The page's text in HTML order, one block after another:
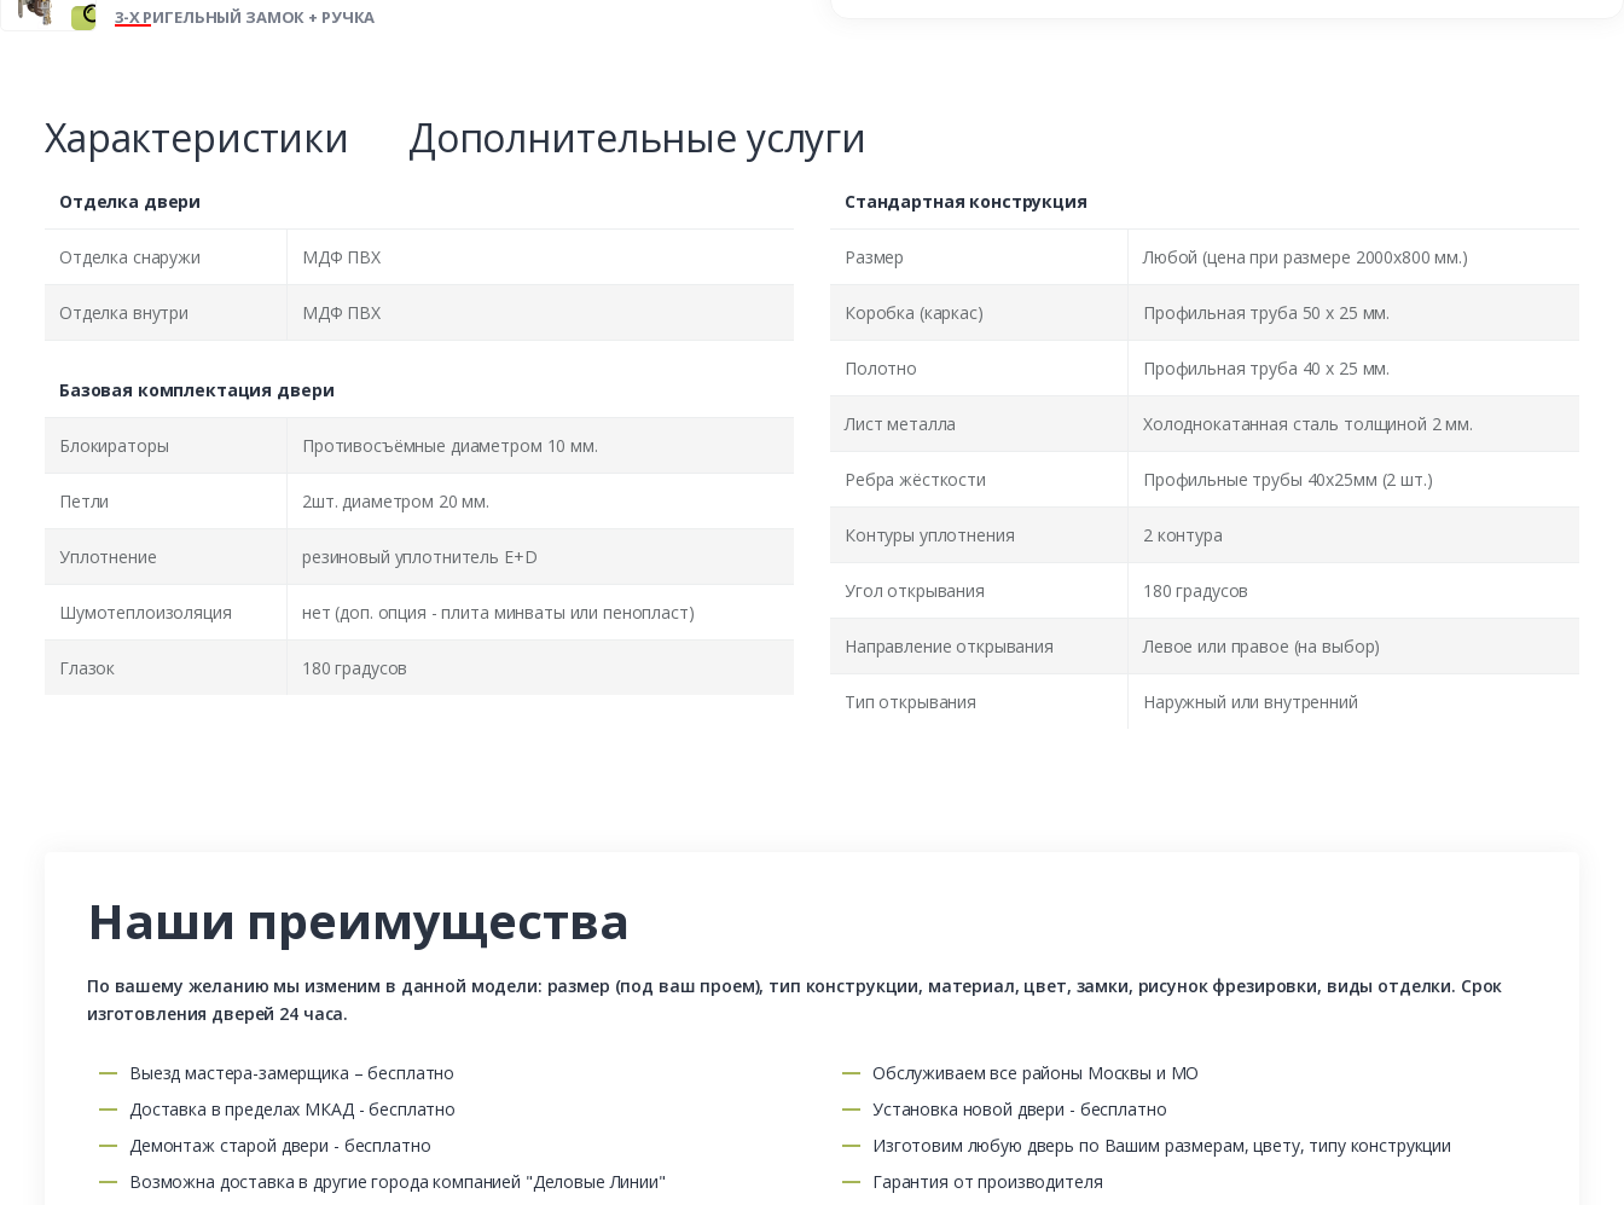
3-Х РИГЕЛЬНЫЙ ЗАМОК + РУЧКА
Характеристики Дополнительные услуги
Отделка двери
Отделка снаружи МДФ ПВХ
Отделка внутри МДФ ПВХ
Базовая комплектация двери
Блокираторы Противосъёмные диаметром 10 мм.
Петли 2шт. диаметром 20 мм.
Уплотнение резиновый уплотнитель E+D
Шумотеплоизоляция нет (доп. опция - плита минваты или пенопласт)
Глазок 180 градусов
Стандартная конструкция
Размер Любой (цена при размере 2000x800 мм.)
Коробка (каркас) Профильная труба 50 х 25 мм.
Полотно Профильная труба 40 х 25 мм.
Лист металла Холоднокатанная сталь толщиной 2 мм.
Ребра жёсткости Профильные трубы 40х25мм (2 шт.)
Контуры уплотнения 2 контура
Угол открывания 180 градусов
Направление открывания Левое или правое (на выбор)
Тип открывания Наружный или внутренний
Наши преимущества
По вашему желанию мы изменим в данной модели: размер (под ваш проем), тип конструкции, материал, цвет, замки, рисунок фрезировки, виды отделки. Срок
изготовления дверей 24 часа.
Выезд мастера-замерщика – бесплатно
Доставка в пределах МКАД - бесплатно
Демонтаж старой двери - бесплатно
Возможна доставка в другие города компанией "Деловые Линии"
Обслуживаем все районы Москвы и МО
Установка новой двери - бесплатно
Изготовим любую дверь по Вашим размерам, цвету, типу конструкции
Гарантия от производителя